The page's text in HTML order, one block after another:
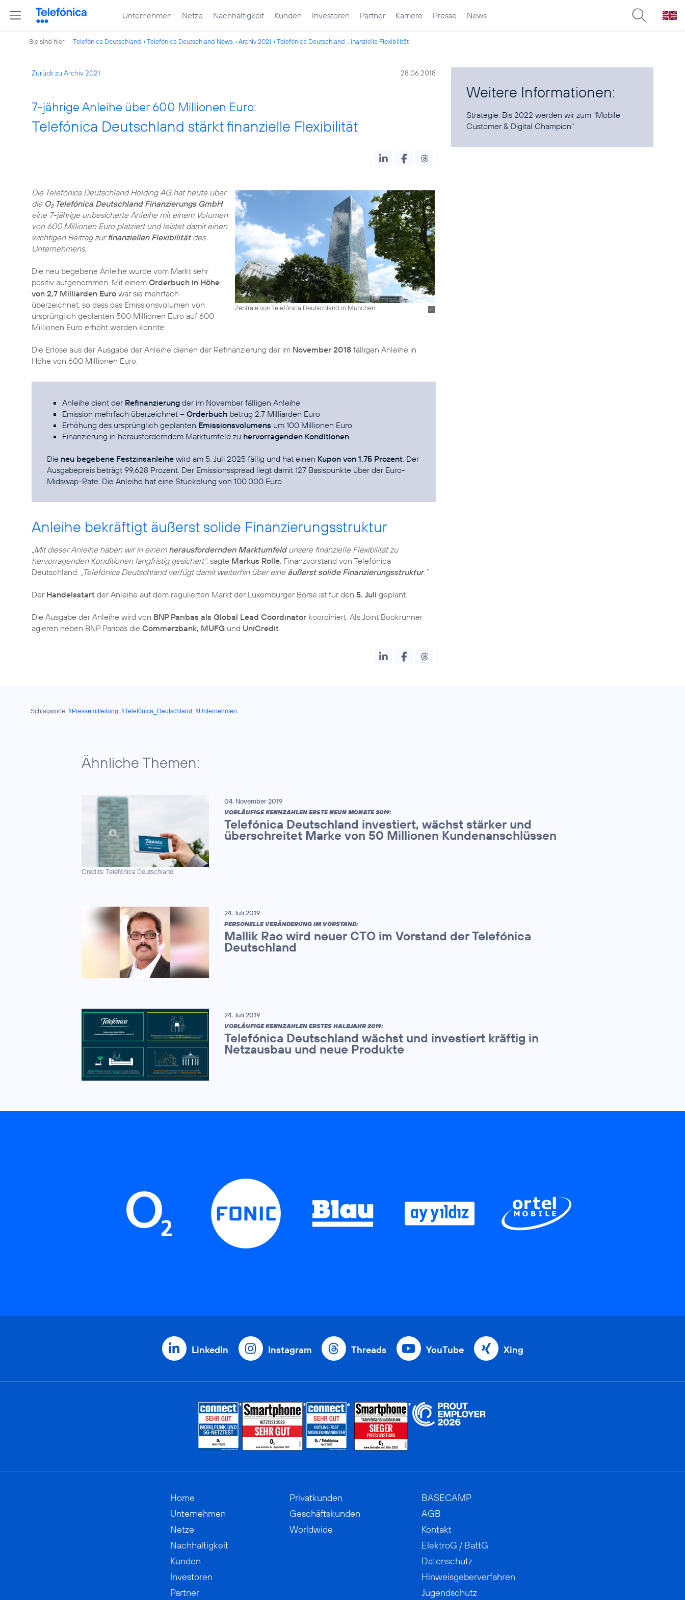
Unternehmen Netze Nachhaltigkeit Kunden Investoren Partner Karriere Presse News
Sie sind hier: Telefónica Deutschland Telefónica Deutschland News Archiv 2021 Telefónica Deutschland ...inanzielle Flexibilität
Zurück zu Archiv 2021 28.06.2018
7-jährige Anleihe über 600 Millionen Euro:
Telefónica Deutschland stärkt finanzielle Flexibilität
Zentrale von Telefónica Deutschland in München
Die Telefónica Deutschland Holding AG hat heute über
die O2Telefónica Deutschland Finanzierungs GmbH
eine 7-jährige unbesicherte Anleihe mit einem Volumen
von 600 Millionen Euro platziert und leistet damit einen
wichtigen Beitrag zurfinanziellen Flexibilitätdes
Unternehmens.
Die neu begebene Anleihe wurde vom Markt sehr
positiv aufgenommen. Mit einem Orderbuch in Höhe
von 2,7 Milliarden Euro war sie mehrfach
überzeichnet, so dass das Emissionsvolumen von
ursprünglich geplanten 500 Millionen Euro auf 600
Millionen Euro erhöht werden konnte.
Die Erlöse aus der Ausgabe der Anleihe dienen der Refinanzierung der im November 2018 fälligen Anleihe in
Höhe von 600 Millionen Euro.
Anleihe dient der Refinanzierung der im November fälligen Anleihe
Emission mehrfach überzeichnet – Orderbuch betrug 2,7 Milliarden Euro
Erhöhung des ursprünglich geplanten Emissionsvolumens um 100 Millionen Euro
Finanzierung in herausforderndem Marktumfeld zu hervorragenden Konditionen
Die neu begebene Festzinsanleihe wird am 5. Juli 2025 fällig und hat einen Kupon von 1,75 Prozent. Der
Ausgabepreis beträgt 99,628 Prozent. Der Emissionsspread liegt damit 127 Basispunkte über der Euro-
Midswap-Rate. Die Anleihe hat eine Stückelung von 100.000 Euro.
Anleihe bekräftigt äußerst solide Finanzierungsstruktur
„Mit dieser Anleihe haben wir in einem herausfordernden Marktumfeldunsere finanzielle Flexibilität zu
hervorragenden Konditionen langfristig gesichert“, sagte Markus Rolle, Finanzvorstand von Telefónica
Deutschland. „Telefónica Deutschland verfügt damit weiterhin über eine äußerst solide Finanzierungsstruktur.“
Der Handelsstart der Anleihe auf dem regulierten Markt der Luxemburger Börse ist für den 5. Juli geplant.
Die Ausgabe der Anleihe wird von BNP Paribas als Global Lead Coordinator koordiniert. Als Joint Bookrunner
agieren neben BNP Paribas die Commerzbank, MUFG und UniCredit.
Weitere Informationen:
Strategie: Bis 2022 werden wir zum "Mobile
Customer & Digital Champion"
Schlagworte: #Pressemitteilung, #Telefónica_Deutschland , #Unternehmen
Ähnliche Themen:
Credits: Telefónica Deutschland
04. November 2019
VORLÄUFIGE KENNZAHLEN ERSTE NEUN MONATE 2019:
Telefónica Deutschland investiert, wächst stärker und
überschreitet Marke von 50 Millionen Kundenanschlüssen
24. Juli 2019
PERSONELLE VERÄNDERUNG IM VORSTAND:
Mallik Rao wird neuer CTO im Vorstand der Telefónica
Deutschland
24. Juli 2019
VORLÄUFIGE KENNZAHLEN ERSTES HALBJAHR 2019:
Telefónica Deutschland wächst und investiert kräftig in
Netzausbau und neue Produkte
LinkedIn Instagram Threads YouTube Xing
Home
Unternehmen
Netze
Nachhaltigkeit
Kunden
Investoren
Partner
Privatkunden
Geschäftskunden
Worldwide
BASECAMP
AGB
Kontakt
ElektroG / BattG
Datenschutz
Hinweisgeberverfahren
Jugendschutz